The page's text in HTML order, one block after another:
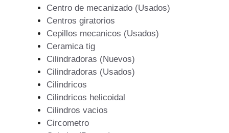
Centro de mecanizado (Usados)
Centros giratorios
Cepillos mecanicos (Usados)
Ceramica tig
Cilindradoras (Nuevos)
Cilindradoras (Usados)
Cilindricos
Cilindricos helicoidal
Cilindros vacios
Circometro